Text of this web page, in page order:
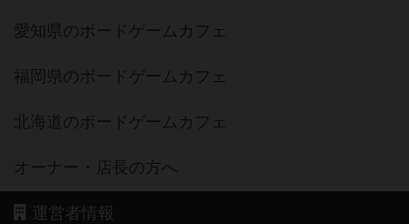
愛知県のボードゲームカフェ
福岡県のボードゲームカフェ
北海道のボードゲームカフェ
オーナー・店長の方へ
運営者情報